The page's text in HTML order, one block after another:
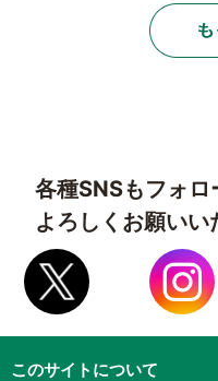
各種SNSもフォロ
よろしくお願いい
このサイトについて